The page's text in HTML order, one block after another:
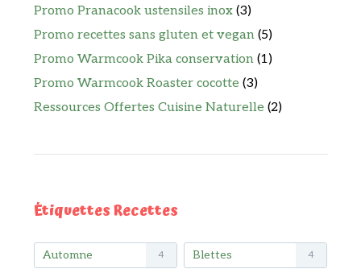
Promo Pranacook ustensiles inox (3)
Promo recettes sans gluten et vegan (5)
Promo Warmcook Pika conservation (1)
Promo Warmcook Roaster cocotte (3)
Ressources Offertes Cuisine Naturelle (2)
Étiquettes Recettes
Automne 4 Blettes 4